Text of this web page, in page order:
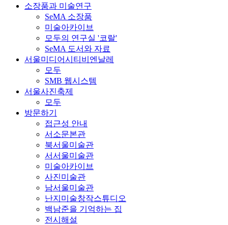
소장품과 미술연구
SeMA 소장품
미술아카이브
모두의 연구실 '코랄'
SeMA 도서와 자료
서울미디어시티비엔날레
모두
SMB 웹시스템
서울사진축제
모두
방문하기
접근성 안내
서소문본관
북서울미술관
서서울미술관
미술아카이브
사진미술관
남서울미술관
난지미술창작스튜디오
백남준을 기억하는 집
전시해설